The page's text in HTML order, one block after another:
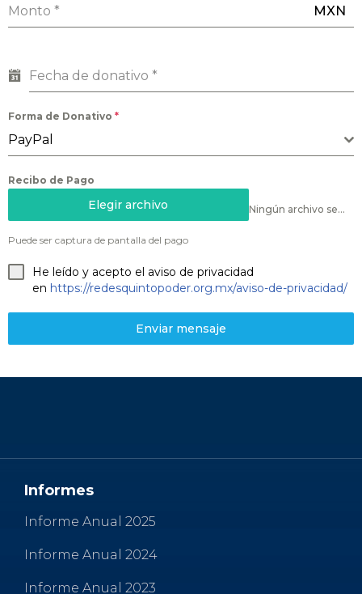
Monto * MXN
Fecha de donativo *
Forma de Donativo *
PayPal
Recibo de Pago
Elegir archivo Ningún archivo seleccionado
Puede ser captura de pantalla del pago
He leído y acepto el aviso de privacidad
en https://redesquintopoder.org.mx/aviso-de-privacidad/
Enviar mensaje
Informes
Informe Anual 2025
Informe Anual 2024
Informe Anual 2023